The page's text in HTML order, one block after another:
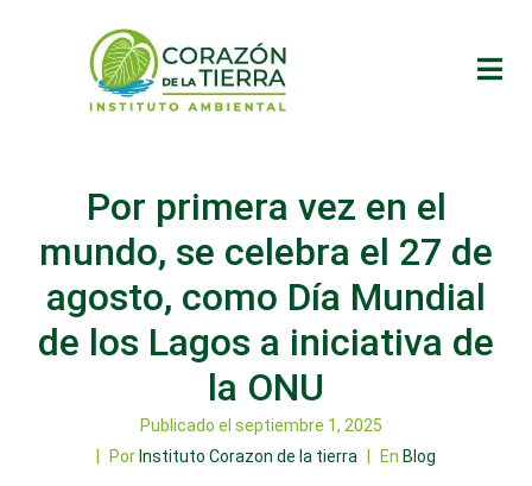
Por primera vez en el
mundo, se celebra el 27 de
agosto, como Día Mundial
de los Lagos a iniciativa de
la ONU
Publicado el septiembre 1, 2025
Por Instituto Corazon de la tierra En Blog